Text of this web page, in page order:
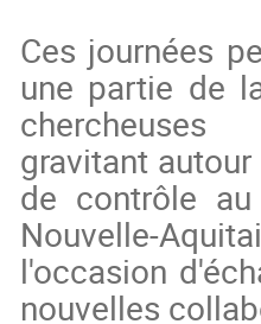
Ces journées
une partie de
gravitant
de contrôle
Nouvelle-
l'occasion
nouvelles